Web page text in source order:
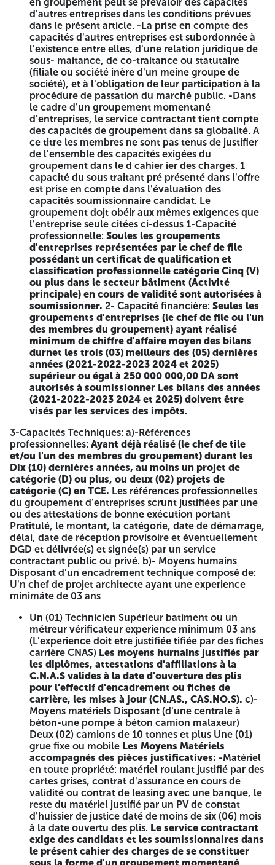
REPUBLIQUE ALGERIENNE
DEMOCRATIQUE ET POPULAIRE
Wilaya de Boumerdes
Direction des Equipements Publics
NIF: 099835019277907
AVIS D'APPEL D'OFFRES NATIONAL OUVERT AVEC
EXIGENCE DE CAPACITES MINIMALES N° 09/DEP/2026
La Direction des Équipements Publics de la Wilaya de
Boumerdès, lance un avis d'Appel d'Offres National Ouvert
avec Exigence de Capacités Minimales pour le projet :
« RFALISATION D'UN HOPITAL 60 LITS A BAGHLIA WILAYA
DE BOUMERDES EN TCE »
CONSISTANCE PHYSIQUE DU PROJET
La liste des travaux répartie par corps d'état est répartie
comme suit :
I/BLOC PRINCIPAL : 01)-TERRASEMENTS;
02)-GROS OEUVRE EN
INFRASTRUCTURE;
03)-GROS OEUVRE EN SUPERSTRUCTURE; 04)-
MACONNERIE; 05)- ENDUITS; 06)-REVETEMENTS; 07)-
FAUX PLAFOND; 08)-MENUISERIE; 09)-LLECTRICITE; 10)-
RESEAU TELEPHONIQUE ET INFORMATIQUE; 11)-APPEL
VIDEOSURVEILLANCE; 14)-SYSTEME DE POINTAGE +
CONTROLE D'ACCES; 15) PLOMBERIE SANITAIRE. 16) CV-
CLIMATISATION VENTILATION-CHAUFFAGE; 17)-
DESENFUMAGE; 18) FLUIDES MEDICAUX 19)-COURANT
FAIBLE; 20) ASCENSLUR + MONTE MALADE; 21)
PEINTURE/VITRERIE; 22) ETANCHEITE; 23)-CHAMBRE
FROIDE.
II/ 05 logements : 01)-TERRASEMENTS;
02)-GROS OEUVREE EN
INTRASTRUCTURE, 03)-GROS OEUVREE
EN
SUPERSTRUCTURE, 04)-MACONNERIE, 05)- ENDUITS 06-
REVETEMENTS: 070-1AUX FI AFOND: 08)-MENUISERIE. 09)-
ELECTRICITE, 10) PLOMBERIE SANITAIRE, 11) CHAUFFAGE:
12) CLIMATISATION, 13)-PEINTURE VITRERIE, 14)
ETANCHEIГE;
III-LOCAUX TECHNIQUES :
01)-TERRASEMENTS, 02) GROS OFUVREL EN
INFRASTRUCTURE; 03)-GROS OEUVREE EN
SUPERSTRUCTURI.. 04) MACONNERIF; 05)- ENDUITS. 06)
REVETEMENTS 07)- BACHE A EAU 200 13; 08)-FAUX
PLAVOND; 09)-MENUISERIE, 10)-LLECTRICITE, 10-
SYSTUME DE GESTION TECHNIQUE CENTRAI SHE (GTC),
12) CLIMATISATION, 13) PLINTUREN PERERIE (4)
LIANGCHITE
IV)- MUR DE CLOTURE;
01)-REALISATION D'UN MUR DE CLOTURE MIXTE D'UNE
HAUTI UR DE 3,00 m AVEC STRUCTURE EN BETON ARME Y
COMPRIS TERRASSEMENT, RI MBI AIS, VACCATION, GROS
BETON, BUTON DE PROPRI TE, SEMELLES ISOLE ES OU
d'autres entreprises dans les conditions prévues
dans le présent article. -La prise en compte des
capacités d'autres entreprises est subordonnée à
l'existence entre elles, d'une relation juridique de
sous- maitance, de co-traitance ou statutaire
(filiale ou société inère d'un meine groupe de
société), et à l'obligation de leur participation à la
procédure de passation du marché public. -Dans
le cadre d'un groupement momentané
d'entreprises, le service contractant tient compte
des capacités de groupement dans sa globalité. A
ce titre les membres ne sont pas tenus de justifier
de l'ensemble des capacités exigées du
groupement dans le d cahier ier des charges. 1
capacité du sous traitant pré présenté dans l'offre
est prise en compte dans l'évaluation des
capacités soumissionnaire candidat. Le
groupement dojt obéir aux mêmes exigences que
l'entreprise seule citées ci-dessus 1-Capacité
professionnelle: Soules les groupements
d'entreprises représentées par le chef de file
possédant un certificat de qualification et
classification professionnelle catégorie Cinq (V)
ou plus dans le secteur bâtiment (Activité
principale) en cours de validité sont autorisées à
soumissionner. 2- Capacité financière: Seules les
groupements d'entreprises (le chef de file ou l'un
des membres du groupement) ayant réalisé
minimum de chiffre d'affaire moyen des bilans
durnet les trois (03) meilleurs des (05) dernières
années (2021-2022-2023 2024 et 2025)
supérieur ou égal à 250 000 000,00 DA sont
autorisés à soumissionner Les bilans des années
(2021-2022-2023 2024 et 2025) doivent être
visés par les services des impôts.
3-Capacités Techniques: a)-Références
professionnelles: Ayant déjà réalisé (le chef de tile
et/ou l'un des membres du groupement) durant les
Dix (10) dernières années, au moins un projet de
catégorie (D) ou plus, ou deux (02) projets de
catégorie (C) en TCE. Les références professionnelles
du groupement d'entreprises scrunt justifiées par une
ou des attestations de bonne exécution portant
Pratitulé, le montant, la catégorie, date de démarrage,
délai, date de réception provisoire et éventuellement
DGD et délivrée(s) et signée(s) par un service
contractant public ou privé. b)- Moyens humains
Disposant d'un encadrement technique composé de:
U'n chef de projet architecte ayant une experience
minimáte de 03 ans
Un (01) Technicien Supérieur batiment ou un
métreur vérificateur experience minimum 03 ans
(L'experience doit etre justifiée tifiée par des fiches
carrière CNAS) Les moyens hurnains justifiés par
les diplômes, attestations d'affiliations à la
C.N.A.S valides à la date d'ouverture des plis
pour l'effectif d'encadrement ou fiches de
carrière, les mises à jour (CN.AS., CAS.NO.S). c)-
Moyens matériels Disposant (d'une centrale à
béton-une pompe à béton camion malaxeur)
Deux (02) camions de 10 tonnes et plus Une (01)
grue fixe ou mobile Les Moyens Matériels
accompagnés des pièces justificatives: -Matériel
en toute propriété: matériel roulant justifié par des
cartes grises, contrat d'assurance en cours de
validité ou contrat de leasing avec une banque, le
reste du matériel justifié par un PV de constat
d'huissier de justice daté de moins de six (06) mois
à la date ouvertu des plis. Le service contractant
exige des candidats et les soumissionnaires dans
le présent cahier des charges de se constituer